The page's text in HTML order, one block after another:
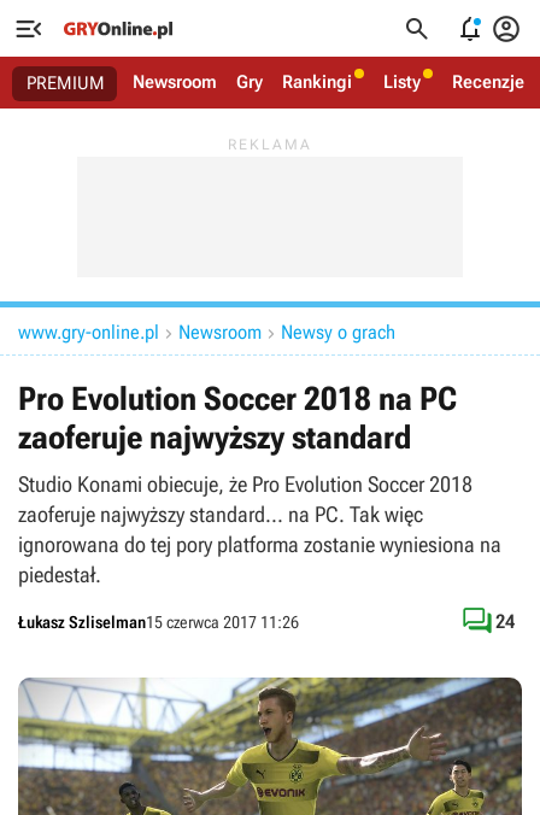
   
PREMIUM Newsroom Gry Rankingi Listy Recenzje
www.gry-online.pl  Newsroom  Newsy o grach
Pro Evolution Soccer 2018 na PC
zaoferuje najwyższy standard
Studio Konami obiecuje, że Pro Evolution Soccer 2018
zaoferuje najwyższy standard... na PC. Tak więc
ignorowana do tej pory platforma zostanie wyniesiona na
piedestał.
Łukasz Szliselman15 czerwca 2017 11:26 24